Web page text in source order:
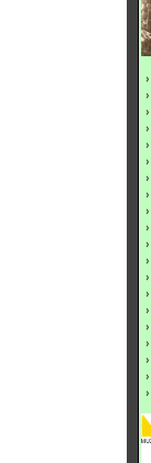
›
›
›
›
›
›
›
›
›
›
›
›
›
›
›
›
›
›
›
›